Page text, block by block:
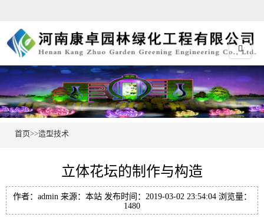
首页>>造型技术
立体花坛的制作与构造
作者：admin 来源：本站 发布时间：2019-03-02 23:54:04 浏览量：
1480